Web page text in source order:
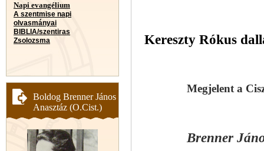
Napi evangélium
A szentmise napi
olvasmányai
BIBLIA/szentiras
Zsolozsma
Boldog Brenner János
Anasztáz (O.Cist.)
Kereszty Rókus
Megjelent a
Brenner